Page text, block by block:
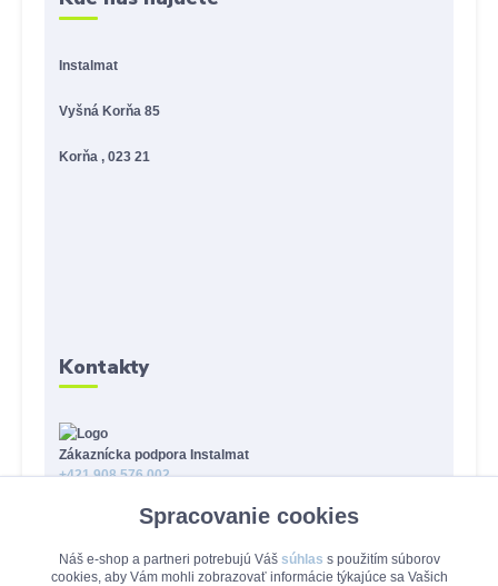
Instalmat
Vyšná Korňa 85
Korňa , 023 21
Kontakty
Zákaznícka podpora Instalmat
+421 908 576 002
Spracovanie cookies
Náš e-shop a partneri potrebujú Váš súhlas s použitím súborov
cookies, aby Vám mohli zobrazovať informácie týkajúce sa Vašich